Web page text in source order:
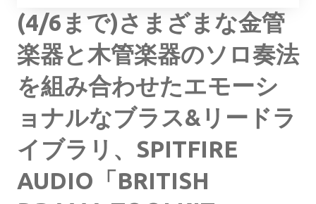
(4/6まで)さまざまな金管
楽器と木管楽器のソロ奏法
を組み合わせたエモーシ
ョナルなブラス&リードラ
イブラリ、SPITFIRE
AUDIO「BRITISH